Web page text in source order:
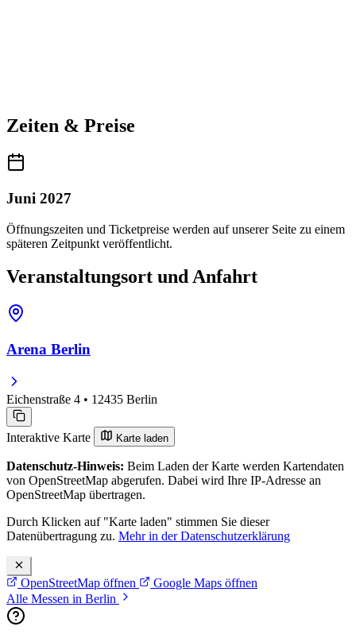
Zeiten & Preise
Juni 2027
Öffnungszeiten und Ticketpreise werden auf unserer Seite zu einem
späteren Zeitpunkt veröffentlicht.
Veranstaltungsort und Anfahrt
Arena Berlin
Eichenstraße 4 • 12435 Berlin
Interaktive Karte Karte laden
Datenschutz-Hinweis: Beim Laden der Karte werden Kartendaten
von OpenStreetMap abgerufen. Dabei wird Ihre IP-Adresse an
OpenStreetMap übertragen.
Durch Klicken auf "Karte laden" stimmen Sie dieser
Datenübertragung zu. Mehr in der Datenschutzerklärung
OpenStreetMap öffnen
Google Maps öffnen
Alle Messen in Berlin